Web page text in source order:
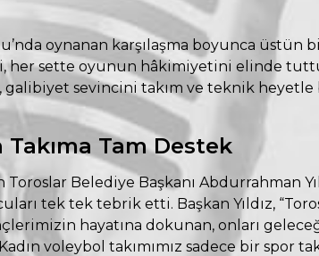
oynanan karşılaşma boyunca üstün
her sette oyunun hâkimiyetini elinde
galibiyet sevincini takım ve teknik
Takıma Tam Destek
Belediye Başkanı Abdurrahman
tek tek tebrik etti. Başkan Yıldız,
hayatına dokunan, onları
voleybol takımımız sadece bir spor